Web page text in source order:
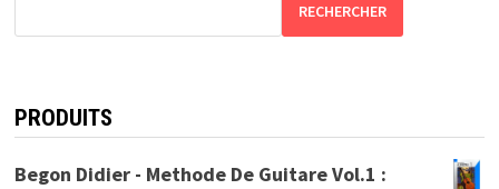
RECHERCHER
PRODUITS
Begon Didier - Methode De Guitare Vol.1 :